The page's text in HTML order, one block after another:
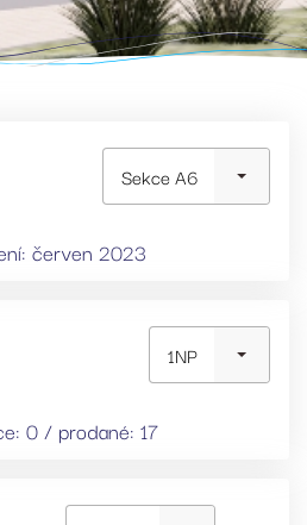
Sekce A6
červen 2023
1NP
0 / prodané: 17